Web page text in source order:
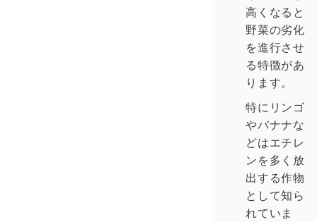
高くなると
野菜の劣化
を進行させ
る特徴があ
ります。
特にリンゴ
やバナナな
どはエチレ
ンを多く放
出する作物
として知ら
れていま